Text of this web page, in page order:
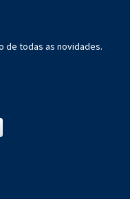
de todas as novidades.